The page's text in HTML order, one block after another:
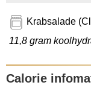
Krabsalade
11,8 gram
Calorie